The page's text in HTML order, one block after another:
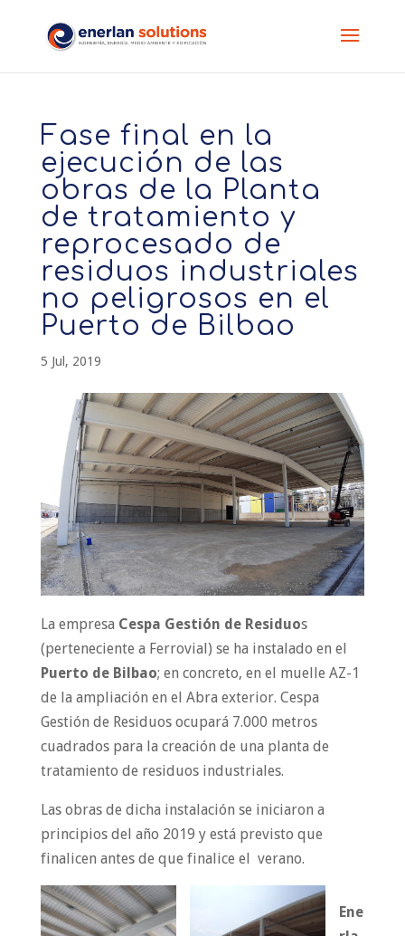
Fase final en la
ejecución de las
obras de la Planta
de tratamiento y
reprocesado de
residuos industriales
no peligrosos en el
Puerto de Bilbao
5 Jul, 2019
La empresa Cespa Gestión de Residuos
(perteneciente a Ferrovial) se ha instalado en el
Puerto de Bilbao; en concreto, en el muelle AZ-1
de la ampliación en el Abra exterior. Cespa
Gestión de Residuos ocupará 7.000 metros
cuadrados para la creación de una planta de
tratamiento de residuos industriales.
Las obras de dicha instalación se iniciaron a
principios del año 2019 y está previsto que
finalicen antes de que finalice el verano.
Ene